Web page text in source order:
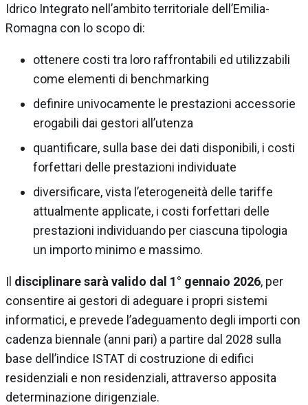
Idrico Integrato nell’ambito territoriale dell’Emilia-
Romagna con lo scopo di:
ottenere costi tra loro raffrontabili ed utilizzabili
come elementi di benchmarking
definire univocamente le prestazioni accessorie
erogabili dai gestori all’utenza
quantificare, sulla base dei dati disponibili, i costi
forfettari delle prestazioni individuate
diversificare, vista l’eterogeneità delle tariffe
attualmente applicate, i costi forfettari delle
prestazioni individuando per ciascuna tipologia
un importo minimo e massimo.
Il disciplinare sarà valido dal 1° gennaio 2026, per
consentire ai gestori di adeguare i propri sistemi
informatici, e prevede l’adeguamento degli importi con
cadenza biennale (anni pari) a partire dal 2028 sulla
base dell’indice ISTAT di costruzione di edifici
residenziali e non residenziali, attraverso apposita
determinazione dirigenziale.